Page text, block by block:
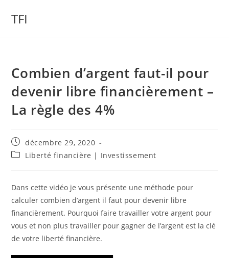
TFI
Combien d’argent faut-il pour
devenir libre financièrement –
La règle des 4%
Publication
publiée :
décembre 29, 2020
PostLiberté financière | Investissement
Dans cette vidéo je vous présente une méthode pour
calculer combien d’argent il faut pour devenir libre
financièrement. Pourquoi faire travailler votre argent pour
vous et non plus travailler pour gagner de l’argent est la clé
de votre liberté financière.